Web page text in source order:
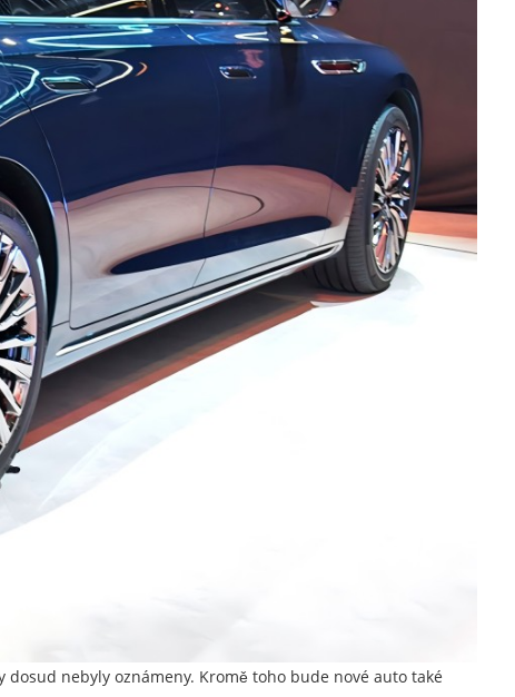
nebyly oznámeny. Kromě toho bude nové auto také